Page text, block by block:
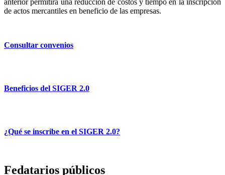
anterior permitirá una reducción de costos y tiempo en la inscripción
de actos mercantiles en beneficio de las empresas.
Consultar convenios
Beneficios del SIGER 2.0
¿Qué se inscribe en el SIGER 2.0?
Fedatarios públicos